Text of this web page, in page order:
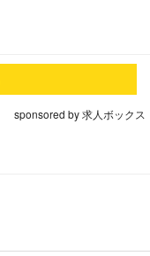
sponsored by 求人ボックス